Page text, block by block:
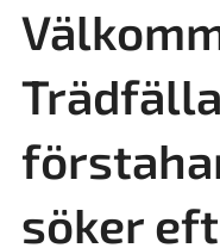
söker